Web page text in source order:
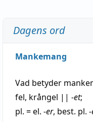
Dagens ord
Mankemang
Vad betyder
fel, krångel || -et;
pl. = el. -er, best. pl.